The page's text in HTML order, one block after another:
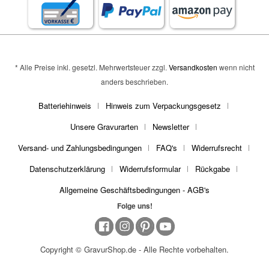
* Alle Preise inkl. gesetzl. Mehrwertsteuer zzgl. Versandkosten wenn nicht
anders beschrieben.
Batteriehinweis
Hinweis zum Verpackungsgesetz
Unsere Gravurarten
Newsletter
Versand- und Zahlungsbedingungen
FAQ's
Widerrufsrecht
Datenschutzerklärung
Widerrufsformular
Rückgabe
Allgemeine Geschäftsbedingungen - AGB's
Folge uns!
Copyright © GravurShop.de - Alle Rechte vorbehalten.